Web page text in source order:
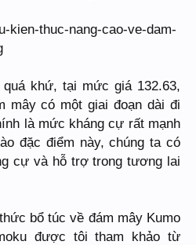
khứ, tại mức giá 132.63,
mây có một giai đoạn dài đi
là mức kháng cự rất mạnh
đặc điểm này, chúng ta có
cự và hỗ trợ trong tương lai
bổ túc về đám mây Kumo
được tôi tham khảo từ